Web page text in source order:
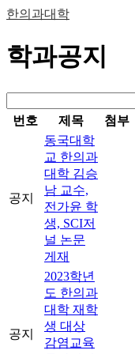
한의과대학
학과공지
번호 제목 첨부
공지
동국대학
교 한의과
대학 김승
남 교수,
전가윤 학
생, SCI저
널 논문
게재
공지
2023학년
도 한의과
대학 재학
생 대상
감염교육